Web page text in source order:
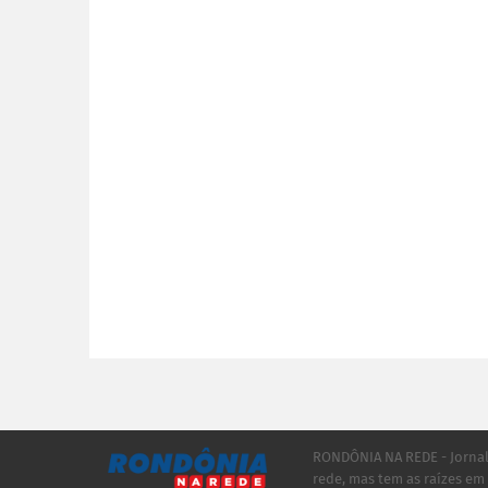
RONDÔNIA NA REDE -
rede, mas tem as raízes